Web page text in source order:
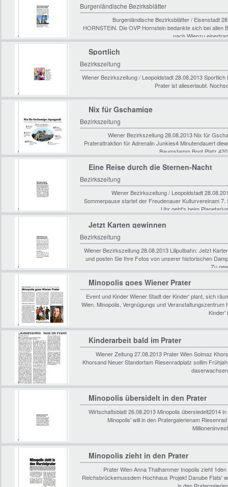
Burgenländische Bezirksblätter
Burgenländische Bezirksblätter / Eisenstadt
HORNSTEIN. Die OVP Hornstein bedankte sich bei allen
nach Wienzu
Sportlich
Bezirkszeitung
Wiener Bezirkszeitung / Leopoldstadt 28.08.2013
Prater ist alleserlaubt.
Nix für Gschamige
Bezirkszeitung
Wiener Bezirkszeitung 28.08.2013 Nix für
Praterattraktion für Adrenalin Junkies4 Minutendauert
Baumstamm Boot
Eine Reise durch die Sternen-Nacht
Bezirkszeitung
Wiener Bezirkszeitung / Leopoldstadt
Sommerpause startet der Freudenauer Kulturvereinam
Uhr geht's beim
Jetzt Karten gewinnen
Bezirkszeitung
Wiener Bezirkszeitung 28.08.2013 Liliputbahn: Jetzt
und posten Sie Ihre Fotos von unserer historischen
Zu
Minopolis goes Wiener Prater
Event und Kinder Wiener Stadt der Kinder' plant, sich
Wien. Minopolis, Vergnügungs und
Kinderarbeit bald im Prater
Wiener Zeitung 27.08.2013 Prater Wien Solmaz
Khorsand Neuer Standortam Riesenradplatz sollim
Minopolis übersidelt in den Prater
Wirtschaftsblatt 26.08.2013 Minopolis übersiedelt2014
Minopolis' will in den Pratergalerienam
Minopolis zieht in den Prater
Prater Wien Anna Thalhammer Inopolis zieht
Reichsbrückemussdem Hochhaus Projekt Danube Flats'